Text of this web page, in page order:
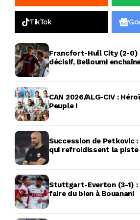
TikTok
Francfort-Hull City (2-0)
décisif, Belloumi
CAN 2026/ALG-CIV :
Peuple !
Succession de Petkovic
qui refroidissent la piste
Stuttgart-Everton (3-1) :
faire du bien à Bouanani